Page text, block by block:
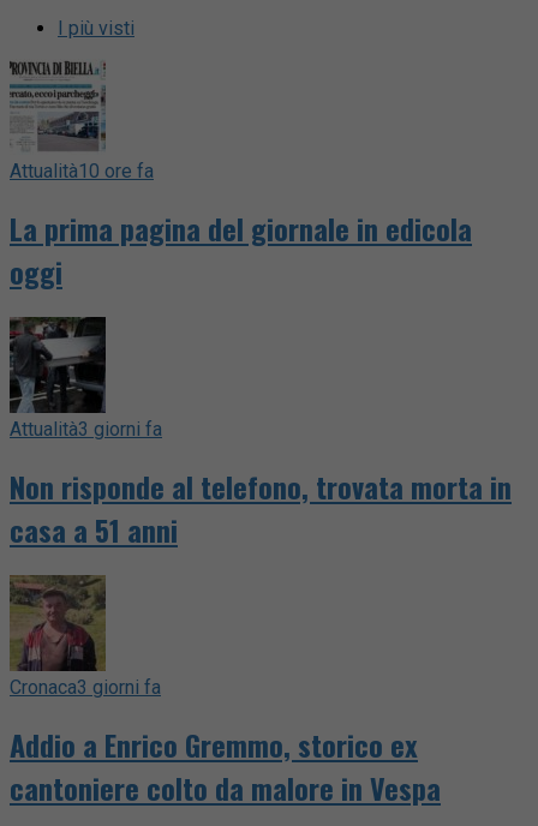
I più visti
Attualità10 ore fa
La prima pagina del giornale in edicola
oggi
Attualità3 giorni fa
Non risponde al telefono, trovata morta in
casa a 51 anni
Cronaca3 giorni fa
Addio a Enrico Gremmo, storico ex
cantoniere colto da malore in Vespa